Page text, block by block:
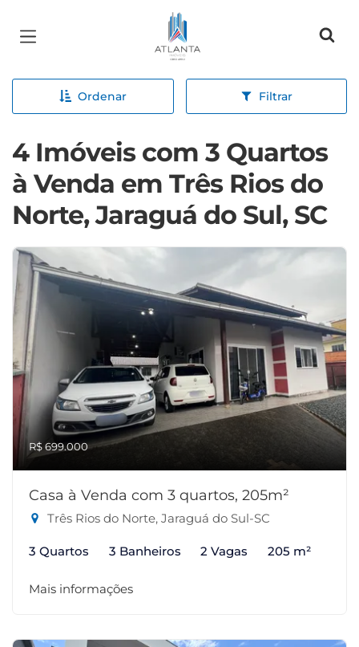
Página inicial
Ordenar Filtrar
4 Imóveis com 3 Quartos
à Venda em Três Rios do
Norte, Jaraguá do Sul, SC
R$ 699.000
Casa à Venda com 3 quartos, 205m²
Três Rios do Norte, Jaraguá do Sul-SC
3 Quartos 3 Banheiros 2 Vagas 205 m²
Mais informações